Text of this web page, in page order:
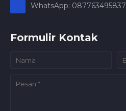
WhatsApp: 087763495837
Formulir Kontak